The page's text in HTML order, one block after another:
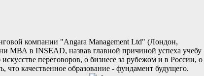
компании "Angara Management Ltd" (Лондон,
МВА в INSEAD, назвав главной причиной успеха учебу
переговоров, о бизнесе за рубежом и в России, о
качественное образование - фундамент будущего.